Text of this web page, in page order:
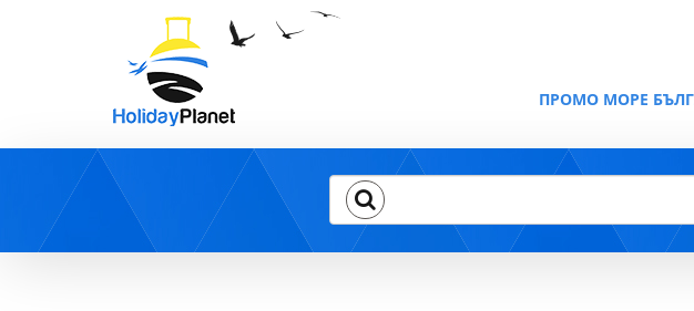
ПРОМО МОРЕ